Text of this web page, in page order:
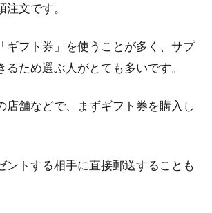
文です。
ギフト券」を使うことが多く、サプ
るため選ぶ人がとても多いです。
店舗などで、まずギフト券を購入し
ントする相手に直接郵送することも